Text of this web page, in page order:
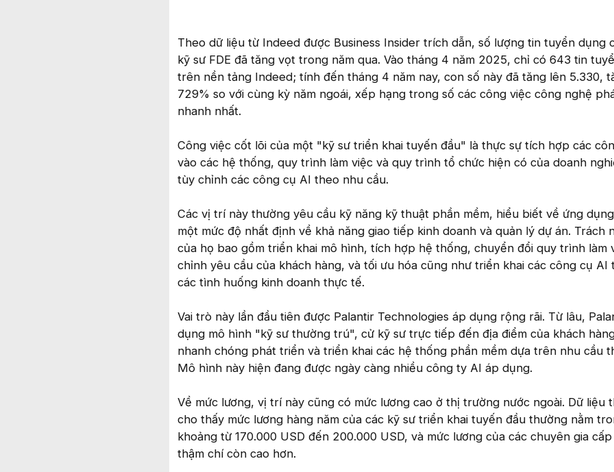
Theo dữ liệu từ Indeed được Business Insider trích dẫn, số lượng tin tuyển dụng
kỹ sư FDE đã tăng vọt trong năm qua. Vào tháng 4 năm 2025, chỉ có 643 tin
trên nền tảng Indeed; tính đến tháng 4 năm nay, con số này đã tăng lên 5.330,
729% so với cùng kỳ năm ngoái, xếp hạng trong số các công việc công nghệ
nhanh nhất.
Công việc cốt lõi của một "kỹ sư triển khai tuyến đầu" là thực sự tích hợp các
vào các hệ thống, quy trình làm việc và quy trình tổ chức hiện có của doanh
tùy chỉnh các công cụ AI theo nhu cầu.
Các vị trí này thường yêu cầu kỹ năng kỹ thuật phần mềm, hiểu biết về ứng
một mức độ nhất định về khả năng giao tiếp kinh doanh và quản lý dự án. Trách
của họ bao gồm triển khai mô hình, tích hợp hệ thống, chuyển đổi quy trình làm
chỉnh yêu cầu của khách hàng, và tối ưu hóa cũng như triển khai các công cụ AI
các tình huống kinh doanh thực tế.
Vai trò này lần đầu tiên được Palantir Technologies áp dụng rộng rãi. Từ lâu,
dụng mô hình "kỹ sư thường trú", cử kỹ sư trực tiếp đến địa điểm của khách
nhanh chóng phát triển và triển khai các hệ thống phần mềm dựa trên nhu cầu
Mô hình này hiện đang được ngày càng nhiều công ty AI áp dụng.
Về mức lương, vị trí này cũng có mức lương cao ở thị trường nước ngoài. Dữ liệu
cho thấy mức lương hàng năm của các kỹ sư triển khai tuyến đầu thường nằm
khoảng từ 170.000 USD đến 200.000 USD, và mức lương của các chuyên gia
thậm chí còn cao hơn.